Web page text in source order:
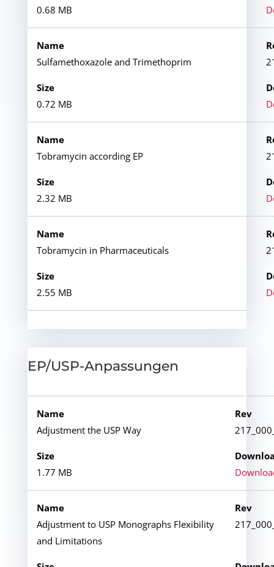
0.68 MB
Sulfamethoxazole and Trimethoprim
0.72 MB
Tobramycin according EP
2.32 MB
Tobramycin in Pharmaceuticals
2.55 MB
EP/USP-Anpassungen
Adjustment the USP Way
1.77 MB
Adjustment to USP Monographs Flexibility
and Limitations